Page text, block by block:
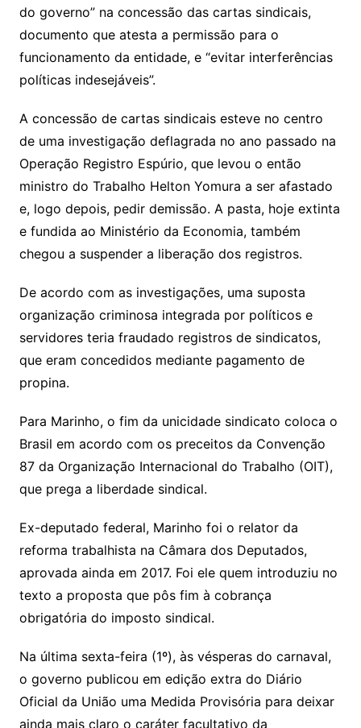
do governo” na concessão das cartas sindicais,
documento que atesta a permissão para o
funcionamento da entidade, e “evitar interferências
políticas indesejáveis”.
A concessão de cartas sindicais esteve no centro
de uma investigação deflagrada no ano passado na
Operação Registro Espúrio, que levou o então
ministro do Trabalho Helton Yomura a ser afastado
e, logo depois, pedir demissão. A pasta, hoje extinta
e fundida ao Ministério da Economia, também
chegou a suspender a liberação dos registros.
De acordo com as investigações, uma suposta
organização criminosa integrada por políticos e
servidores teria fraudado registros de sindicatos,
que eram concedidos mediante pagamento de
propina.
Para Marinho, o fim da unicidade sindicato coloca o
Brasil em acordo com os preceitos da Convenção
87 da Organização Internacional do Trabalho (OIT),
que prega a liberdade sindical.
Ex-deputado federal, Marinho foi o relator da
reforma trabalhista na Câmara dos Deputados,
aprovada ainda em 2017. Foi ele quem introduziu no
texto a proposta que pôs fim à cobrança
obrigatória do imposto sindical.
Na última sexta-feira (1º), às vésperas do carnaval,
o governo publicou em edição extra do Diário
Oficial da União uma Medida Provisória para deixar
ainda mais claro o caráter facultativo da